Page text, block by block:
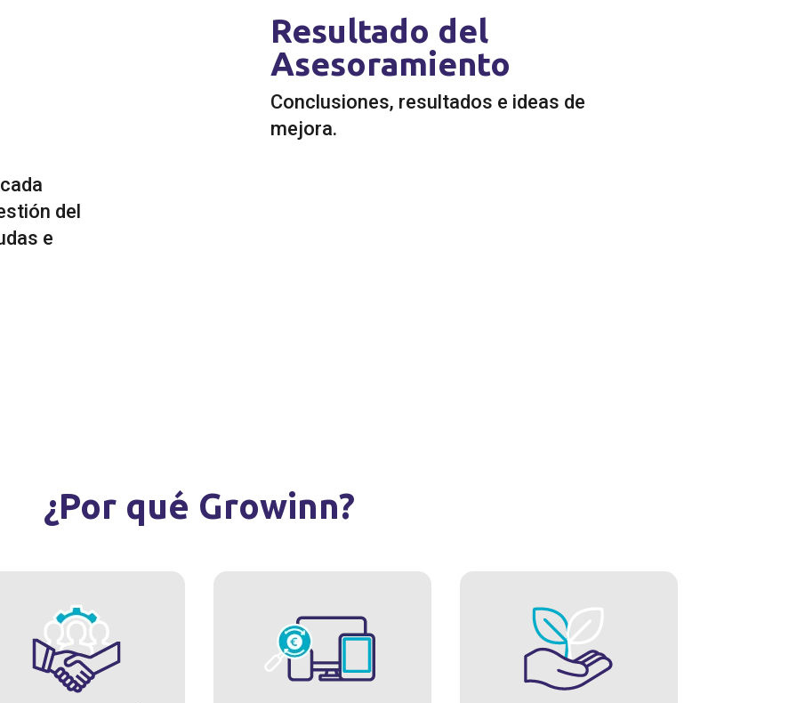
del
e
Resultado del
Asesoramiento
Conclusiones, resultados e ideas de
mejora.
¿Por qué Growinn?